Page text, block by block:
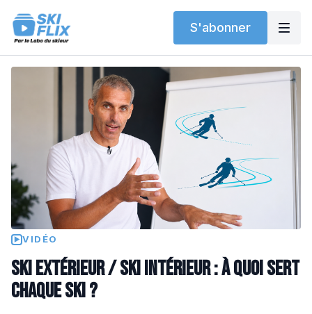
S'abonner
▶ VIDÉO
Ski extérieur / ski intérieur : à quoi sert
chaque ski ?